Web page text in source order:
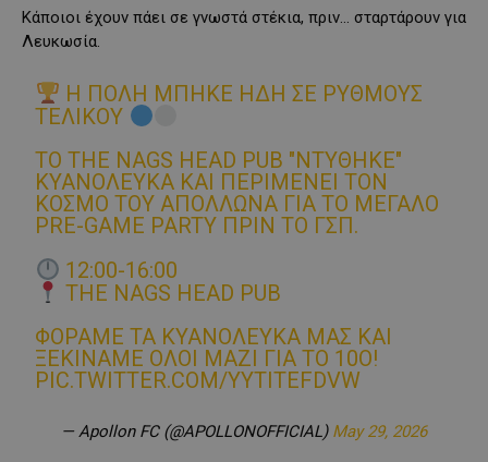
Κάποιοι έχουν πάει σε γνωστά στέκια, πριν… σταρτάρουν για
Λευκωσία.
Η ΠΌΛΗ ΜΠΉΚΕ ΉΔΗ ΣΕ ΡΥΘΜΟΎΣ
ΤΕΛΙΚΟΎ
ΤΟ THE NAGS HEAD PUB "ΝΤΎΘΗΚΕ"
ΚΥΑΝΌΛΕΥΚΑ ΚΑΙ ΠΕΡΙΜΈΝΕΙ ΤΟΝ
ΚΌΣΜΟ ΤΟΥ ΑΠΌΛΛΩΝΑ ΓΙΑ ΤΟ ΜΕΓΆΛΟ
PRE-GAME PARTY ΠΡΙΝ ΤΟ ΓΣΠ.
12:00-16:00
THE NAGS HEAD PUB
ΦΟΡΆΜΕ ΤΑ ΚΥΑΝΌΛΕΥΚΆ ΜΑΣ ΚΑΙ
ΞΕΚΙΝΆΜΕ ΌΛΟΙ ΜΑΖΊ ΓΙΑ ΤΟ 10Ο!
PIC.TWITTER.COM/YYTITEFDVW
— Apollon FC (@APOLLONOFFICIAL) May 29, 2026